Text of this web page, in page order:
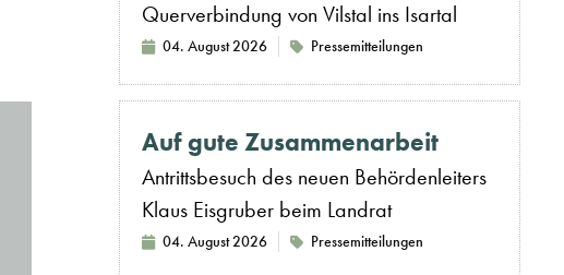
Querverbindung von Vilstal ins Isartal
04. August 2026 Pressemitteilungen
Auf gute Zusammenarbeit
Antrittsbesuch des neuen Behördenleiters
Klaus Eisgruber beim Landrat
04. August 2026 Pressemitteilungen